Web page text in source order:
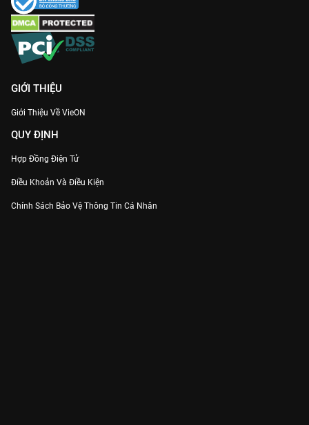
GIỚI THIỆU
Giới Thiệu Về VieON
QUY ĐỊNH
Hợp Đồng Điện Tử
Điều Khoản Và Điều Kiện
Chính Sách Bảo Vệ Thông Tin Cá Nhân